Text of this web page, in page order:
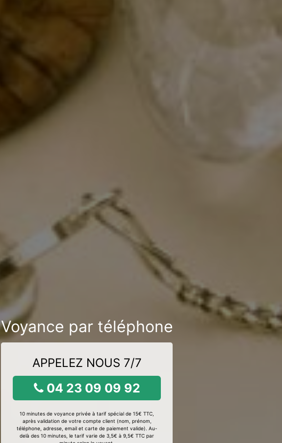
Voyance par téléphone
APPELEZ NOUS 7/7
04 23 09 09 92
10 minutes de voyance privée à tarif spécial de 15€ TTC,
après validation de votre compte client (nom, prénom,
téléphone, adresse, email et carte de paiement valide). Au-
delà des 10 minutes, le tarif varie de 3,5€ à 9,5€ TTC par